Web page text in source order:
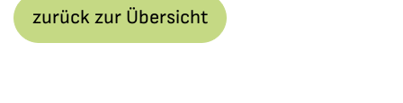
zurück zur Übersicht